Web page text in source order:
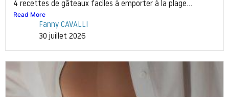
4 recettes de gâteaux faciles à emporter à la plage...
Read More
Fanny CAVALLI
30 juillet 2026